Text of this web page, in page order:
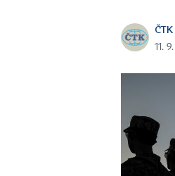
ČTK
11.